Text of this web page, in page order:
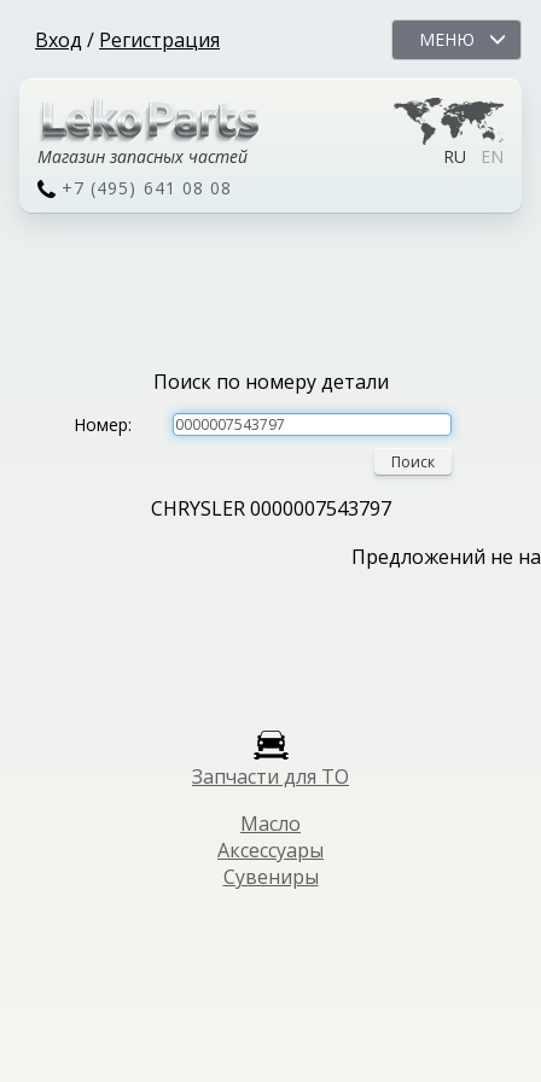
Вход / Регистрация МЕНЮ
Магазин запасных частей RU
EN
+7 (495) 641 08 08
Поиск по номеру детали
Номер:
Поиск
CHRYSLER 0000007543797
Предложений не
Запчасти для ТО
Масло
Аксессуары
Сувениры